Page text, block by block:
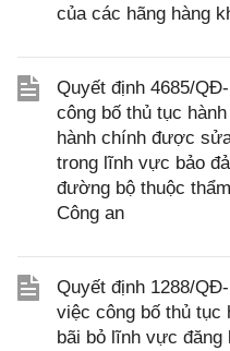
của các hãng hàng
Quyết định 4685/
công bố thủ tục
hành chính được
trong lĩnh vực bảo
đường bộ thuộc
Công an
Quyết định 1288/
việc công bố thủ tục
bãi bỏ lĩnh vực đăng